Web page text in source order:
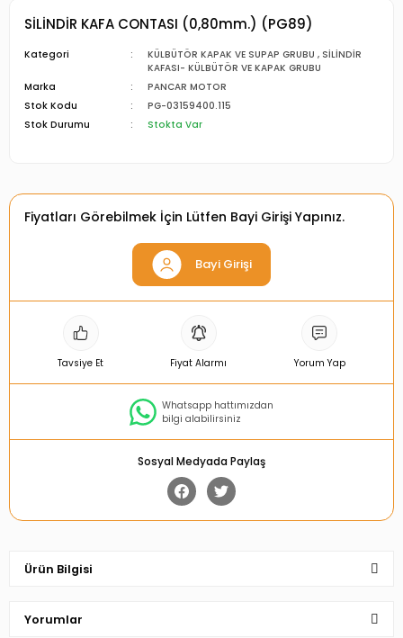
SİLİNDİR KAFA CONTASI (0,80mm.) (PG89)
Kategori KÜLBÜTÖR KAPAK VE SUPAP GRUBU , SİLİNDİR
KAFASI- KÜLBÜTÖR VE KAPAK GRUBU
Marka
PANCAR MOTOR
Stok Kodu
PG-03159400.115
Stok Durumu
Stokta Var
Fiyatları Görebilmek İçin Lütfen Bayi Girişi Yapınız.
Bayi Girişi
Tavsiye Et Fiyat Alarmı Yorum Yap
Whatsapp hattımızdan
bilgi alabilirsiniz
Sosyal Medyada Paylaş
Ürün Bilgisi
Yorumlar